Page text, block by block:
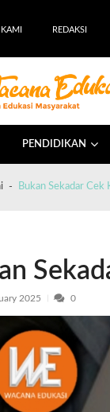
REDAKSI
PENDIDIKAN
Bukan Sekadar Cek
2025 0